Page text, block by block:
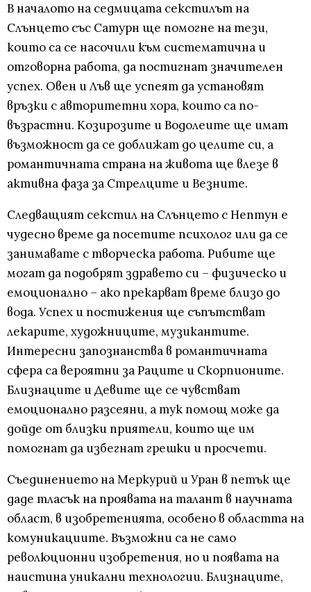
В началото на седмицата секстилът на
Слънцето със Сатурн ще помогне на тези,
които са се насочили към систематична и
отговорна работа, да постигнат значителен
успех. Овен и Лъв ще успеят да установят
връзки с авторитетни хора, които са по-
възрастни. Козирозите и Водолеите ще имат
възможност да се доближат до целите си, а
романтичната страна на живота ще влезе в
активна фаза за Стрелците и Везните.
Следващият секстил на Слънцето с Нептун е
чудесно време да посетите психолог или да се
занимавате с творческа работа. Рибите ще
могат да подобрят здравето си – физическо и
емоционално – ако прекарват време близо до
вода. Успех и постижения ще съпътстват
лекарите, художниците, музикантите.
Интересни запознанства в романтичната
сфера са вероятни за Раците и Скорпионите.
Близнаците и Девите ще се чувстват
емоционално разсеяни, а тук помощ може да
дойде от близки приятели, които ще им
помогнат да избегнат грешки и просчети.
Съединението на Меркурий и Уран в петък ще
даде тласък на проявата на талант в научната
област, в изобретенията, особено в областта на
комуникациите. Възможни са не само
революционни изобретения, но и появата на
наистина уникални технологии. Близнаците,